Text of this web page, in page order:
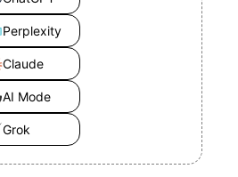
Perplexity
Claude
AI Mode
Grok